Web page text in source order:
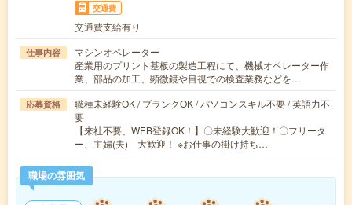
交通費
交通費支給有り
仕事内容
マシンオペレーター
産業用のプリント基板の製造工程にて、機械オペレーター作
業、部品の加工、顕微鏡や目視での検査業務などを…
応募資格
職種未経験OK / ブランクOK / パソコンスキル不要 / 英語力不
要
【来社不要、WEB登録OK！】〇未経験大歓迎！〇フリータ
ー、主婦(夫) 大歓迎！ ※お仕事の掛け持ち…
職場の雰囲気